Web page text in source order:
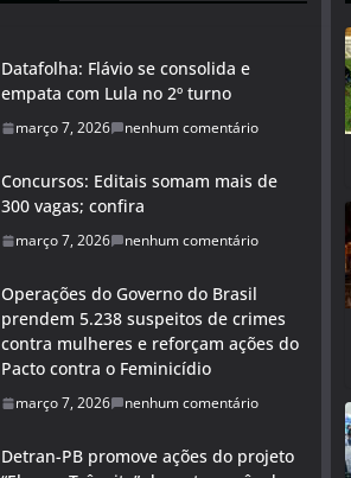
Datafolha: Flávio se consolida e
empata com Lula no 2º turno
março 7, 2026 nenhum comentário
Concursos: Editais somam mais de
300 vagas; confira
março 7, 2026 nenhum comentário
Operações do Governo do Brasil
prendem 5.238 suspeitos de crimes
contra mulheres e reforçam ações do
Pacto contra o Feminicídio
março 7, 2026 nenhum comentário
Detran-PB promove ações do projeto